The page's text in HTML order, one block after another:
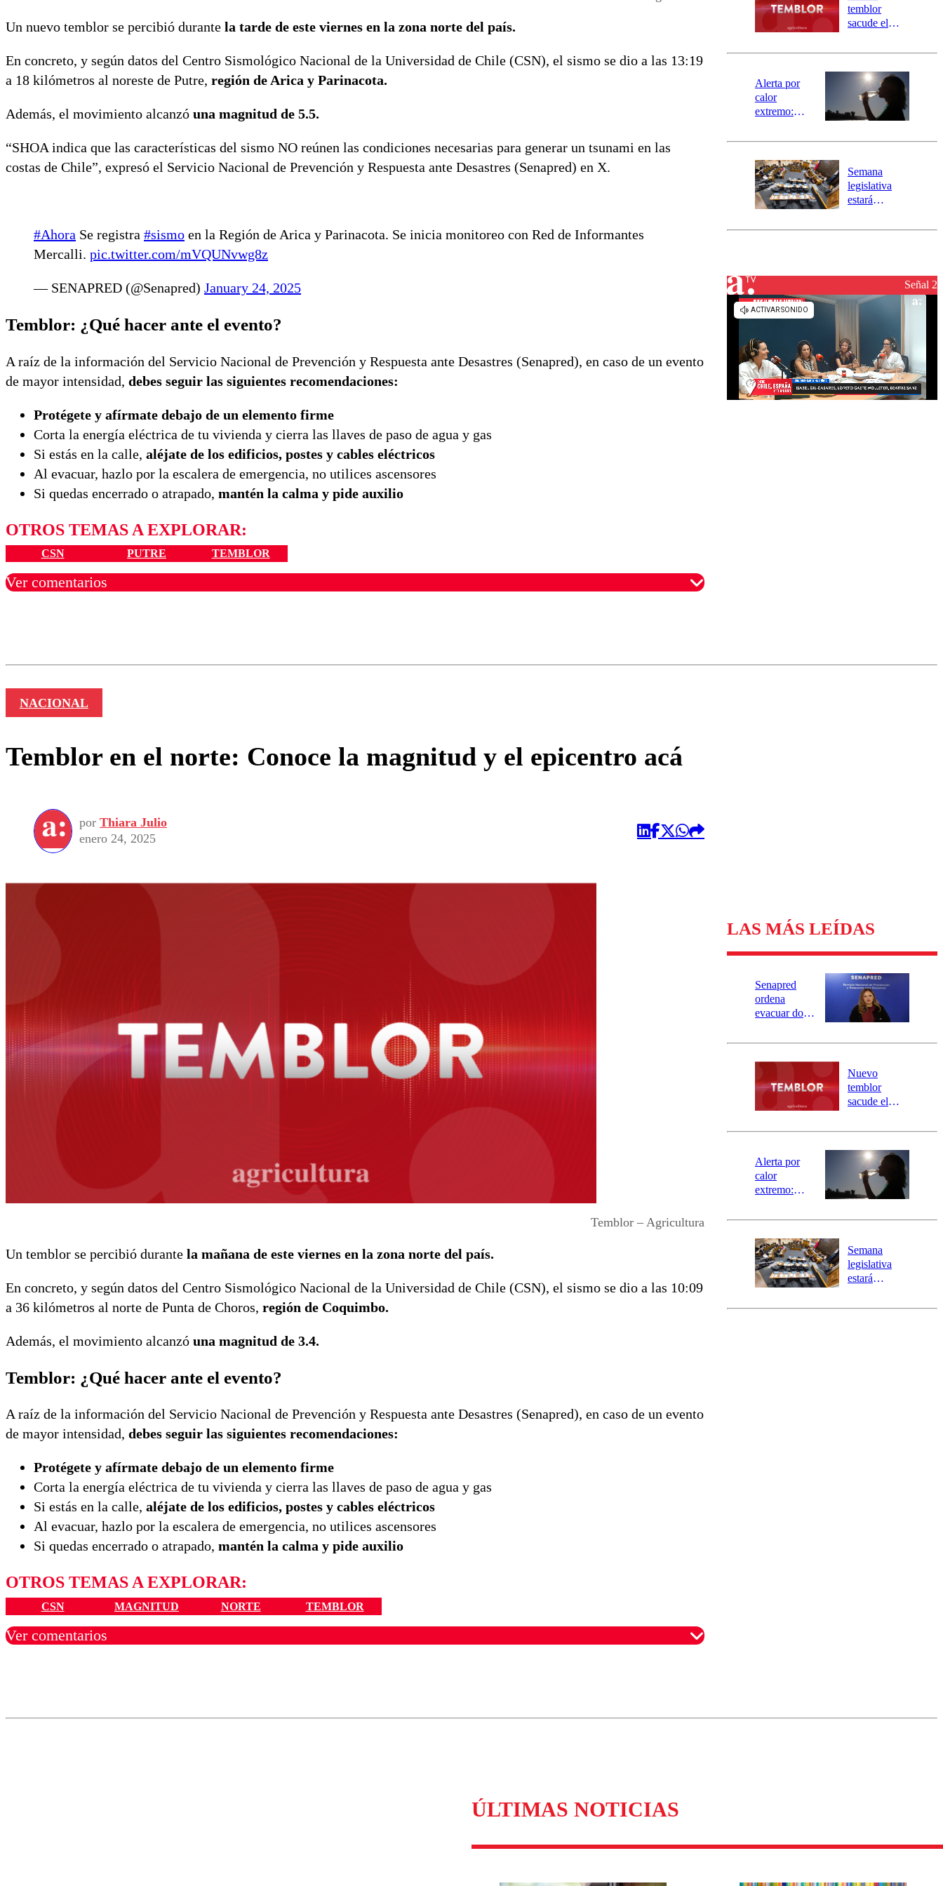
Un nuevo temblor se percibió durante la tarde de este viernes en la zona norte del país.
En concreto, y según datos del Centro Sismológico Nacional de la Universidad de Chile (CSN), el sismo se dio a las 13:19
a 18 kilómetros al noreste de Putre, región de Arica y Parinacota.
Además, el movimiento alcanzó una magnitud de 5.5.
“SHOA indica que las características del sismo NO reúnen las condiciones necesarias para generar un tsunami en las
costas de Chile”, expresó el Servicio Nacional de Prevención y Respuesta ante Desastres (Senapred) en X.
#Ahora Se registra #sismo en la Región de Arica y Parinacota. Se inicia monitoreo con Red de Informantes
Mercalli. pic.twitter.com/mVQUNvwg8z
— SENAPRED (@Senapred) January 24, 2025
Temblor: ¿Qué hacer ante el evento?
A raíz de la información del Servicio Nacional de Prevención y Respuesta ante Desastres (Senapred), en caso de un evento
de mayor intensidad, debes seguir las siguientes recomendaciones:
Protégete y afírmate debajo de un elemento firme
Corta la energía eléctrica de tu vivienda y cierra las llaves de paso de agua y gas
Si estás en la calle, aléjate de los edificios, postes y cables eléctricos
Al evacuar, hazlo por la escalera de emergencia, no utilices ascensores
Si quedas encerrado o atrapado, mantén la calma y pide auxilio
OTROS TEMAS A EXPLORAR:
CSN PUTRE TEMBLOR
Ver comentarios
activa
mensajería
SAE
temblor
sacude el
revisa la
epicentro
Alerta por
calor
extremo:
activa Alerta
Preventiva en
tres comunas
Semana
legislativa
estará
el fin de la
reconstrucciónSeñal 2
NACIONAL
Temblor en el norte: Conoce la magnitud y el epicentro acá
por Thiara Julio
enero 24, 2025
Temblor – Agricultura
Un temblor se percibió durante la mañana de este viernes en la zona norte del país.
En concreto, y según datos del Centro Sismológico Nacional de la Universidad de Chile (CSN), el sismo se dio a las 10:09
a 36 kilómetros al norte de Punta de Choros, región de Coquimbo.
Además, el movimiento alcanzó una magnitud de 3.4.
Temblor: ¿Qué hacer ante el evento?
A raíz de la información del Servicio Nacional de Prevención y Respuesta ante Desastres (Senapred), en caso de un evento
de mayor intensidad, debes seguir las siguientes recomendaciones:
Protégete y afírmate debajo de un elemento firme
Corta la energía eléctrica de tu vivienda y cierra las llaves de paso de agua y gas
Si estás en la calle, aléjate de los edificios, postes y cables eléctricos
Al evacuar, hazlo por la escalera de emergencia, no utilices ascensores
Si quedas encerrado o atrapado, mantén la calma y pide auxilio
OTROS TEMAS A EXPLORAR:
CSN MAGNITUD NORTE TEMBLOR
Ver comentarios
LAS MÁS LEÍDAS
Senapred
ordena
evacuar dos
Carahue por
río Damas:
activa
mensajería
SAE
Nuevo
temblor
sacude el
revisa la
epicentro
Alerta por
calor
extremo:
activa Alerta
Preventiva en
tres comunas
Semana
legislativa
estará
el fin de la
ÚLTIMAS NOTICIAS